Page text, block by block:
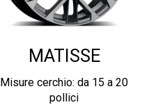
MATISSE
Misure cerchio: da 15 a 20
pollici